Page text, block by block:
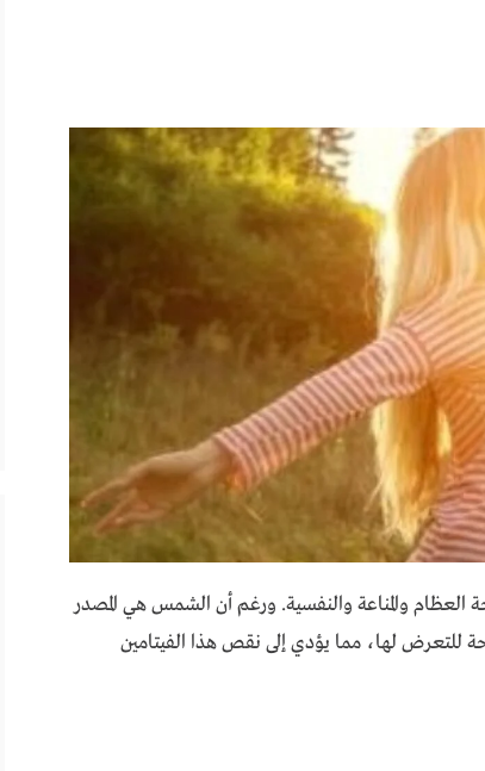
والمناعة والنفسية. ورغم أن الشمس هي المصدر
للتعرض لها، مما يؤدي إلى نقص هذا الفيتامين